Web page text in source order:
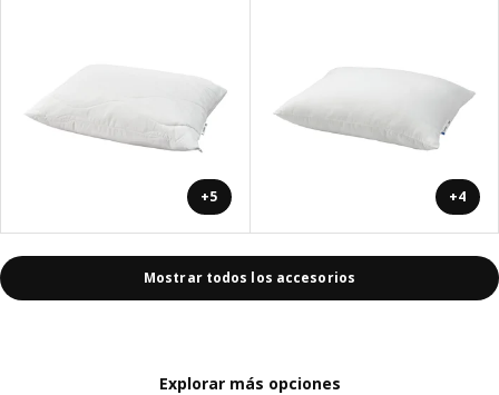
+5 +4
Mostrar todos los accesorios
Explorar más opciones